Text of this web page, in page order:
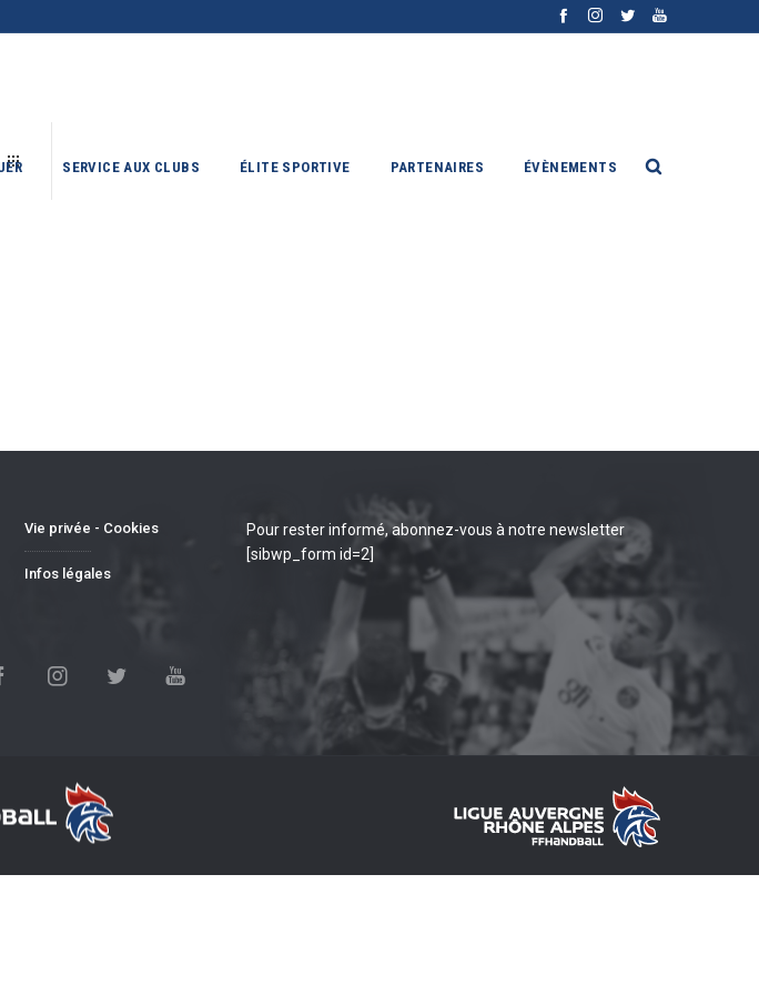
SERVICE AUX CLUBS ÉLITE SPORTIVE PARTENAIRES ÉVÈNEMENTS
Vie privée - Cookies
Infos légales
Pour rester informé, abonnez-vous à notre newsletter
[sibwp_form id=2]